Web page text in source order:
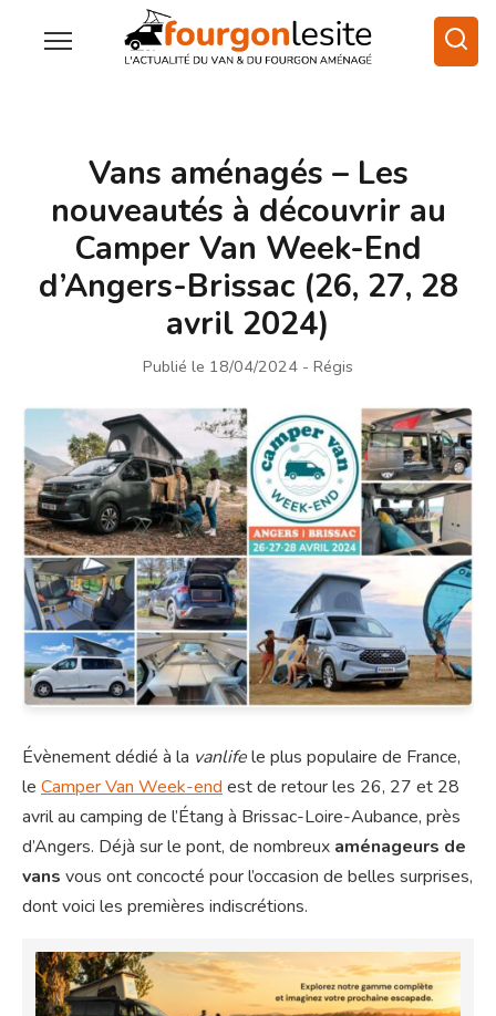
Vans aménagés – Les
nouveautés à découvrir au
Camper Van Week-End
d’Angers-Brissac (26, 27, 28
avril 2024)
Publié le 18/04/2024 - Régis
Évènement dédié à la vanlifele plus populaire de France,
le Camper Van Week-end est de retour les 26, 27 et 28
avril au camping de l’Étang à Brissac-Loire-Aubance, près
d’Angers. Déjà sur le pont, de nombreux aménageurs de
vans vous ont concocté pour l’occasion de belles surprises,
dont voici les premières indiscrétions.